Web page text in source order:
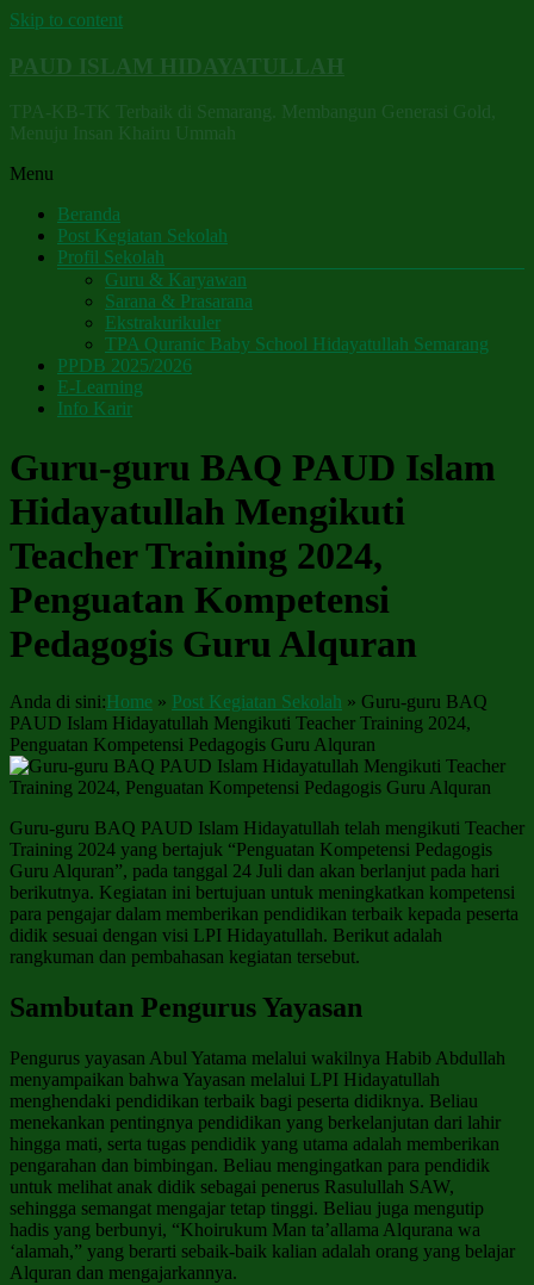
Skip to content
PAUD ISLAM HIDAYATULLAH
TPA-KB-TK Terbaik di Semarang. Membangun Generasi Gold,
Menuju Insan Khairu Ummah
Menu
Beranda
Post Kegiatan Sekolah
Profil Sekolah
Guru & Karyawan
Sarana & Prasarana
Ekstrakurikuler
TPA Quranic Baby School Hidayatullah Semarang
PPDB 2025/2026
E-Learning
Info Karir
Guru-guru BAQ PAUD Islam
Hidayatullah Mengikuti
Teacher Training 2024,
Penguatan Kompetensi
Pedagogis Guru Alquran
Anda di sini:Home » Post Kegiatan Sekolah » Guru-guru BAQ
PAUD Islam Hidayatullah Mengikuti Teacher Training 2024,
Penguatan Kompetensi Pedagogis Guru Alquran
Guru-guru BAQ PAUD Islam Hidayatullah telah mengikuti Teacher
Training 2024 yang bertajuk “Penguatan Kompetensi Pedagogis
Guru Alquran”, pada tanggal 24 Juli dan akan berlanjut pada hari
berikutnya. Kegiatan ini bertujuan untuk meningkatkan kompetensi
para pengajar dalam memberikan pendidikan terbaik kepada peserta
didik sesuai dengan visi LPI Hidayatullah. Berikut adalah
rangkuman dan pembahasan kegiatan tersebut.
Sambutan Pengurus Yayasan
Pengurus yayasan Abul Yatama melalui wakilnya Habib Abdullah
menyampaikan bahwa Yayasan melalui LPI Hidayatullah
menghendaki pendidikan terbaik bagi peserta didiknya. Beliau
menekankan pentingnya pendidikan yang berkelanjutan dari lahir
hingga mati, serta tugas pendidik yang utama adalah memberikan
pengarahan dan bimbingan. Beliau mengingatkan para pendidik
untuk melihat anak didik sebagai penerus Rasulullah SAW,
sehingga semangat mengajar tetap tinggi. Beliau juga mengutip
hadis yang berbunyi, “Khoirukum Man ta’allama Alqurana wa
‘alamah,” yang berarti sebaik-baik kalian adalah orang yang belajar
Alquran dan mengajarkannya.